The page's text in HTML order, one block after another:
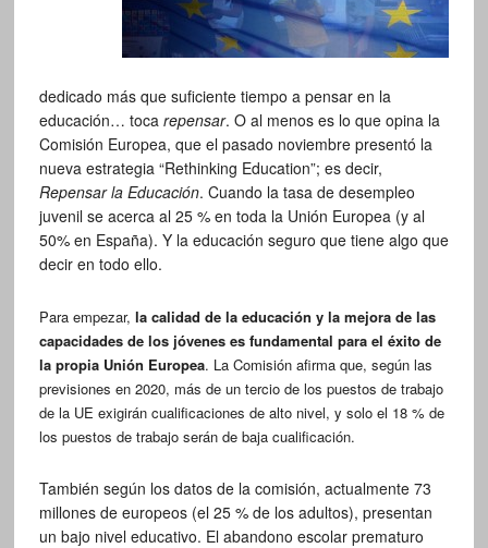
dedicado más que suficiente tiempo a pensar en la
educación… toca repensar. O al menos es lo que opina la
Comisión Europea, que el pasado noviembre presentó la
nueva estrategia “Rethinking Education”; es decir,
Repensar la Educación. Cuando la tasa de desempleo
juvenil se acerca al 25 % en toda la Unión Europea (y al
50% en España). Y la educación seguro que tiene algo que
decir en todo ello.
Para empezar, la calidad de la educación y la mejora de las
capacidades de los jóvenes es fundamental para el éxito de
la propia Unión Europea. La Comisión afirma que, según las
previsiones en 2020, más de un tercio de los puestos de trabajo
de la UE exigirán cualificaciones de alto nivel, y solo el 18 % de
los puestos de trabajo serán de baja cualificación.
También según los datos de la comisión, actualmente 73
millones de europeos (el 25 % de los adultos), presentan
un bajo nivel educativo. El abandono escolar prematuro